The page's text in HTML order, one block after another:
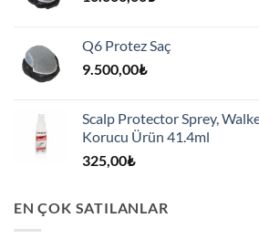
Q6 Protez Saç
9.500,00₺
Scalp Protector Sprey,
Korucu Ürün 41.4ml
325,00₺
EN ÇOK SATILANLAR